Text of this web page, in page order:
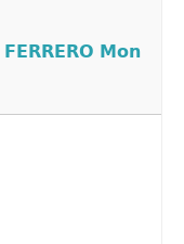
FERRERO Mon